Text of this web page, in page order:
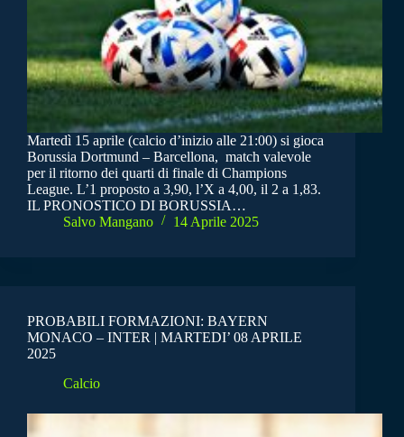
Martedì 15 aprile (calcio d’inizio alle 21:00) si gioca
Borussia Dortmund – Barcellona, match valevole
per il ritorno dei quarti di finale di Champions
League. L’1 proposto a 3,90, l’X a 4,00, il 2 a 1,83.
IL PRONOSTICO DI BORUSSIA…
Salvo Mangano
14 Aprile 2025
PROBABILI FORMAZIONI: BAYERN
MONACO – INTER | MARTEDI’ 08 APRILE
2025
Calcio